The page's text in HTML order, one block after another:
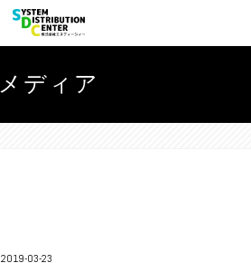
メディア
2019-03-23